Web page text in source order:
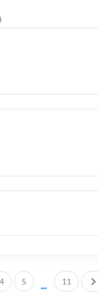
4 5 11